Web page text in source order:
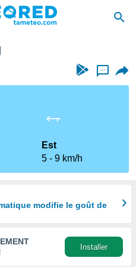
...
Est
5
9 km/h
modifie le goût de
Installer